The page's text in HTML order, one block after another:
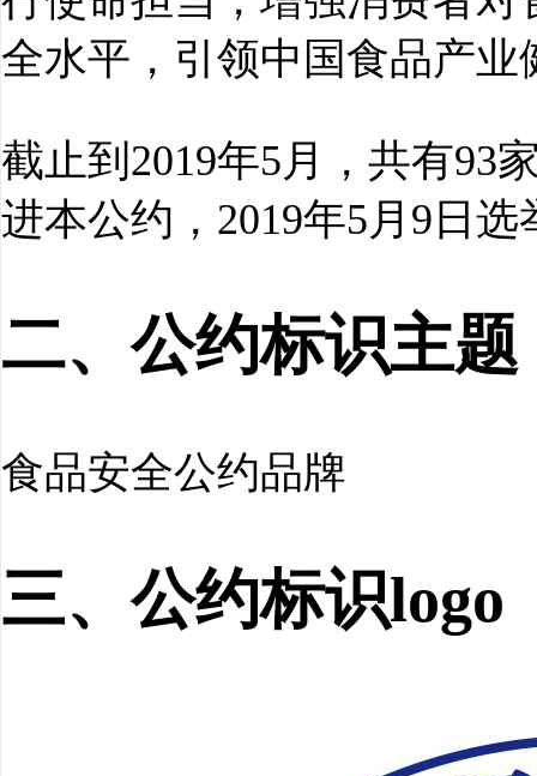
全水平，引领中国食品产业
截止到2019年5月，共有93
进本公约，2019年5月9日
二、公约标识主题
食品安全公约品牌
三、公约标识logo